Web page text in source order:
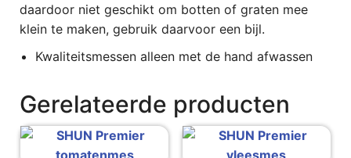
daardoor niet geschikt om botten of graten mee
klein te maken, gebruik daarvoor een bijl.
Kwaliteitsmessen alleen met de hand afwassen
Gerelateerde producten